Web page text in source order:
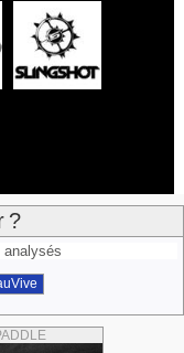
?
analysés